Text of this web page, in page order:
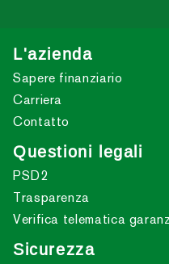
L'azienda
Sapere finanziario
Carriera
Contatto
Questioni legali
PSD2
Trasparenza
Verifica telematica
Sicurezza